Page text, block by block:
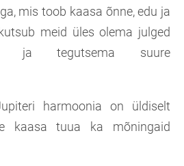
mis toob kaasa õnne, edu ja
meid üles olema julged
ja tegutsema suure
harmoonia on üldiselt
kaasa tuua ka mõningaid